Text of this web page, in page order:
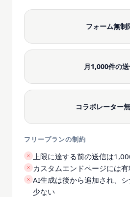
フォーム無制
月1,000件の
コラボレーター
フリープランの制約
上限に達する前の送信は
カスタムエンドページには
AI生成は後から追加され、
少ない